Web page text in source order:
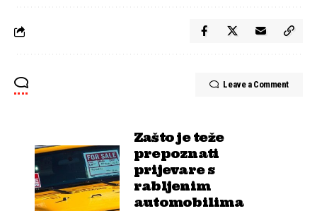
Leave a Comment
Zašto je teže
prepoznati
prijevare s
rabljenim
automobilima